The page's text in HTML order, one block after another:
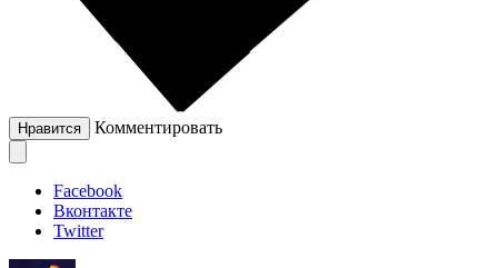
Нравится Комментировать
Facebook
Вконтакте
Twitter